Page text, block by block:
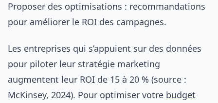
Proposer des optimisations : recommandations
pour améliorer le ROI des campagnes.
Les entreprises qui s’appuient sur des données
pour piloter leur stratégie marketing
augmentent leur ROI de 15 à 20 % (source :
McKinsey, 2024). Pour optimiser votre budget